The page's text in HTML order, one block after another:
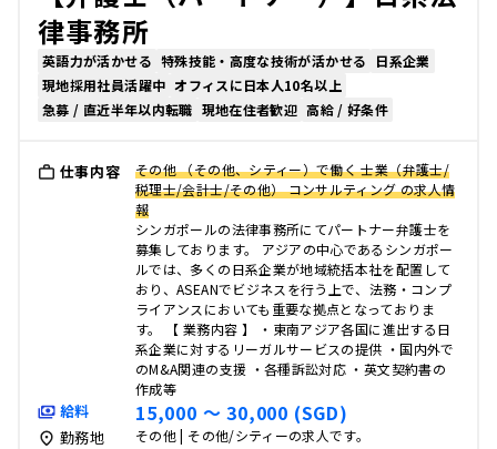
律事務所
英語力が活かせる 特殊技能・高度な技術が活かせる
日系企業
現地採用社員活躍中 オフィスに日本人10名以上
急募 / 直近半年以内転職 現地在住者歓迎 高給 / 好条件
仕事内容
その他 （その他、シティー）で働く 士業（弁護士/
税理士/会計士/その他） コンサルティング の求人情
報
シンガポールの法律事務所にてパートナー弁護士を
募集しております。 アジアの中心であるシンガポー
ルでは、多くの日系企業が地域統括本社を配置して
おり、ASEANでビジネスを行う上で、法務・コンプ
ライアンスにおいても重要な拠点となっておりま
す。 【 業務内容 】 ・東南アジア各国に進出する日
系企業に対するリーガルサービスの提供 ・国内外で
のM&A関連の支援 ・各種訴訟対応 ・英文契約書の
作成等
給料 15,000 〜 30,000 (SGD)
勤務地 その他 | その他/シティーの求人です。